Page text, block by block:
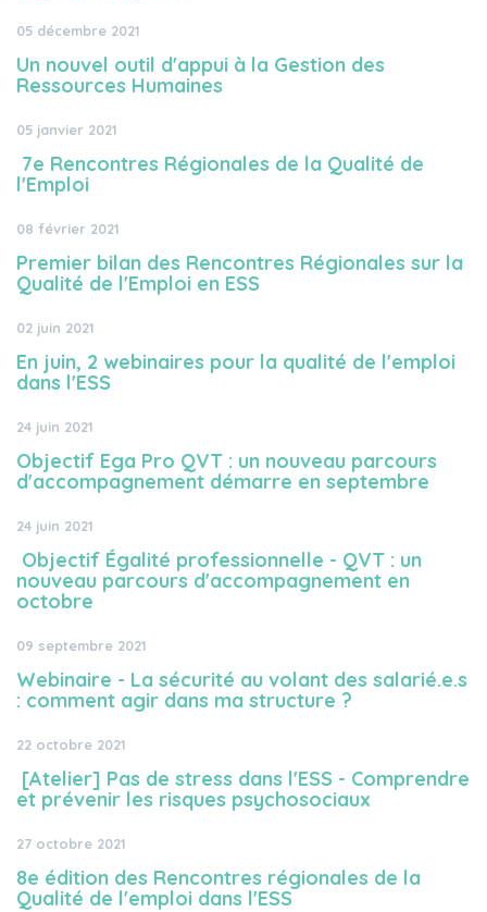
05 décembre 2021
Un nouvel outil d'appui à la Gestion des
Ressources Humaines
05 janvier 2021
7e Rencontres Régionales de la Qualité de
l'Emploi
08 février 2021
Premier bilan des Rencontres Régionales sur la
Qualité de l'Emploi en ESS
02 juin 2021
En juin, 2 webinaires pour la qualité de l'emploi
dans l'ESS
24 juin 2021
Objectif Ega Pro QVT : un nouveau parcours
d'accompagnement démarre en septembre
24 juin 2021
Objectif Égalité professionnelle - QVT : un
nouveau parcours d'accompagnement en
octobre
09 septembre 2021
Webinaire - La sécurité au volant des salarié.e.s
: comment agir dans ma structure ?
22 octobre 2021
[Atelier] Pas de stress dans l'ESS - Comprendre
et prévenir les risques psychosociaux
27 octobre 2021
8e édition des Rencontres régionales de la
Qualité de l'emploi dans l'ESS